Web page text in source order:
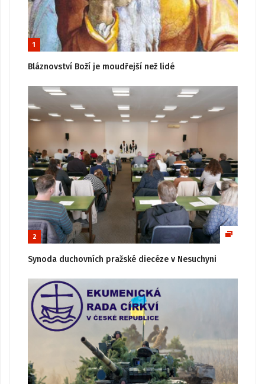
1
Bláznovství Boží je moudřejší než lidé
2
Synoda duchovních pražské diecéze v Nesuchyni